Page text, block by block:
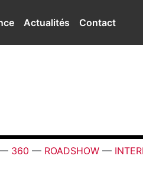
Actualités Contact
360 — ROADSHOW —